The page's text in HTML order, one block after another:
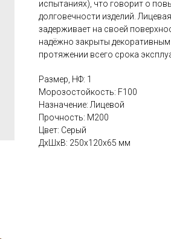
испытаниях), что говорит о
долговечности изделий.
задерживает на своей
надёжно закрыты декоративным
протяжении всего срока
Размер, НФ: 1
Морозостойкость: F100
Назначение: Лицевой
Прочность: М200
Цвет: Серый
ДxШxВ: 250x120x65 мм